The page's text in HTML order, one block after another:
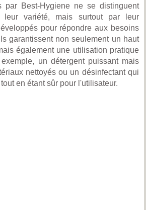
par Best-Hygiene ne se distinguent
leur variété, mais surtout par leur
pour répondre aux besoins
garantissent non seulement un haut
également une utilisation pratique
un détergent puissant mais
nettoyés ou un désinfectant qui
en étant sûr pour l'utilisateur.